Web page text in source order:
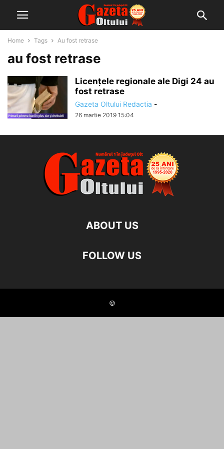
Home Tags Au fost retrase
au fost retrase
Licențele regionale ale Digi 24 au
fost retrase
Gazeta Oltului Redactia -
26 martie 2019 15:04
ABOUT US
FOLLOW US
©